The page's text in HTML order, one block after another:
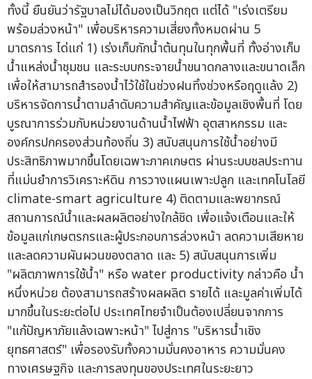
ทั้งนี้ ยืนยันว่ารัฐบาลไม่ได้มองเป็นวิกฤต แต่ได้ "เร่งเตรียม
พร้อมล่วงหน้า" เพื่อบริหารความเสี่ยงทั้งหมดผ่าน 5
มาตรการ ได่แก่ 1) เร่งเก็บกักน้ำต้นทุนในทุกพื้นที่ ทั้งอ่างเก็บ
น้ำแหล่งน้ำชุมชน และระบบกระจายน้ำขนาดกลางและขนาดเล็ก
เพื่อให้สามารถสำรองน้ำไว้ใช้ในช่วงฝนทิ้งช่วงหรือฤดูแล้ง 2)
บริหารจัดการน้ำตามลำดับความสำคัญและข้อมูลเชิงพื้นที่ โดย
บูรณาการร่วมกับหน่วยงานด้านน้ำไฟฟ้า อุตสาหกรรม และ
องค์กรปกครองส่วนท้องถิ่น 3) สนับสนุนการใช้น้ำอย่างมี
ประสิทธิภาพมากขึ้นโดยเฉพาะภาคเกษตร ผ่านระบบชลประทาน
ที่แม่นยำการวิเคราะห์ดิน การวางแผนเพาะปลูก และเทคโนโลยี
climate-smart agriculture 4) ติดตามและพยากรณ์
สถานการณ์น้ำและผลผลิตอย่างใกล้ชิด เพื่อแจ้งเตือนและให้
ข้อมูลแก่เกษตรกรและผู้ประกอบการล่วงหน้า ลดความเสียหาย
และลดความผันผวนของตลาด และ 5) สนับสนุนการเพิ่ม
"ผลิตภาพการใช้น้ำ" หรือ water productivity กล่าวคือ น้ำ
หนึ่งหน่วย ต้องสามารถสร้างผลผลิต รายได้ และมูลค่าเพิ่มได้
มากขึ้นในระยะต่อไป ประเทศไทยจำเป็นต้องเปลี่ยนจากการ
"แก้ปัญหาภัยแล้งเฉพาะหน้า" ไปสู่การ "บริหารน้ำเชิง
ยุทธศาสตร์" เพื่อรองรับทั้งความมั่นคงอาหาร ความมั่นคง
ทางเศรษฐกิจ และการลงทุนของประเทศในระยะยาว